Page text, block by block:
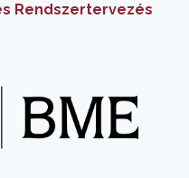
Rendszertervezés